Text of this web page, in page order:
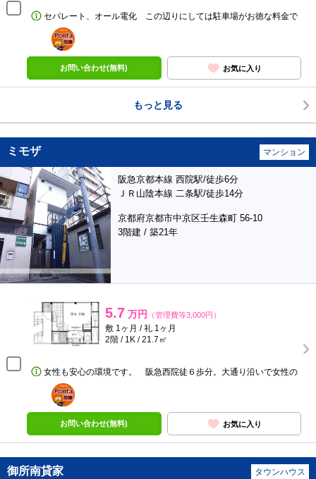
セパレート、オール電化 この辺りにしては駐車場がお徳な料金で
ポンタ
部屋
お問い合わせ(無料) お気に入り
もっと見る
ミモザ マンション
阪急京都本線 西院駅/徒歩6分
ＪＲ山陰本線 二条駅/徒歩14分
京都府京都市中京区壬生森町 56-10
3階建 / 築21年
5.7 万円 （管理費等3,000円）
敷 1ヶ月 / 礼 1ヶ月
2階 / 1K / 21.7㎡
女性も安心の環境です。 阪急西院徒６歩分。大通り沿いで女性の
ポンタ
部屋
お問い合わせ(無料) お気に入り
御所南貸家 タウンハウス